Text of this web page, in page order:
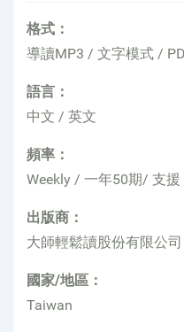
格式：
導讀MP3 / 文字模式 /
語言：
中文 / 英文
頻率：
Weekly / 一年50期/ 支
出版商：
大師輕鬆讀股份有限公司
國家/地區：
Taiwan